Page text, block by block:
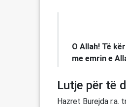
O Allah! Të
me emrin e
Lutje për të
Hazret Burejda r.a.